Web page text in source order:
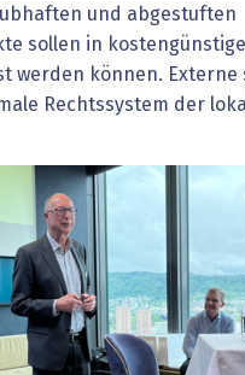
und abgestuften
sollen in
werden können. Externe
Rechtssystem der